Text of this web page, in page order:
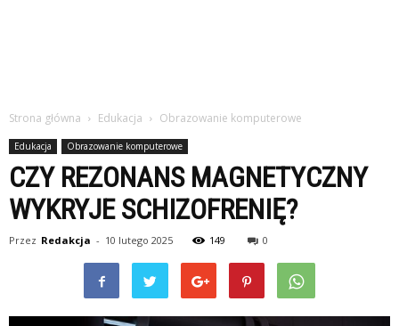
Strona główna Edukacja Obrazowanie komputerowe
Edukacja Obrazowanie komputerowe
CZY REZONANS MAGNETYCZNY
WYKRYJE SCHIZOFRENIĘ?
Przez Redakcja - 10 lutego 2025 149 0